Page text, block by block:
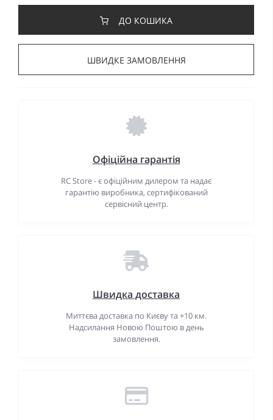
ДО КОШИКА
ШВИДКЕ ЗАМОВЛЕННЯ
Офіційна гарантія
RC Store - є офіційним дилером та надає
гарантію виробника, сертифікований
сервісний центр.
Швидка доставка
Миттєва доставка по Києву та +10 км.
Надсилання Новою Поштою в день
замовлення.